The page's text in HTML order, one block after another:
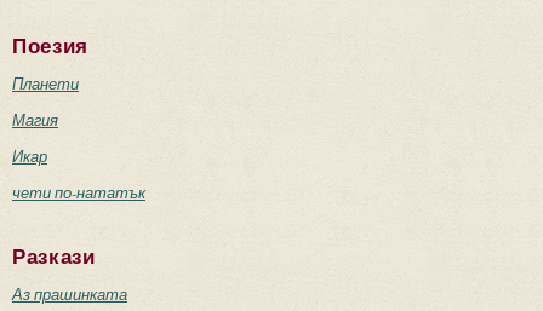
Поезия
Планети
Магия
Икар
чети по-нататък
Разкази
Аз прашинката